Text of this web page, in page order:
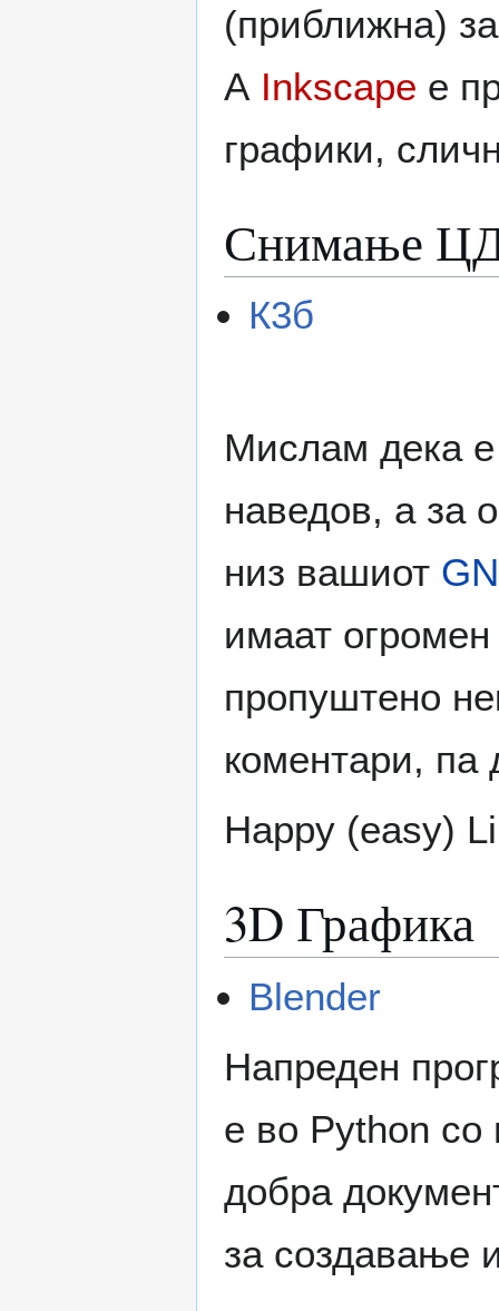
(приближна)
А Inkscape е
графики,
Снимање
К3б
Мислам дека е
наведов, а за
низ вашиот
имаат
пропуштено
коментари, па
Happy (easy)
3D Графика
Blender
Напреден
е во Python со
добра
за создавање